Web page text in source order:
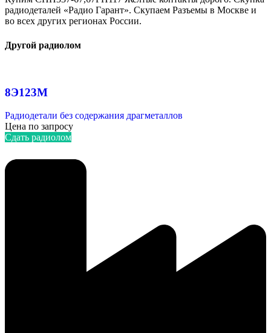
радиодеталей «Радио Гарант». Скупаем Разъемы в Москве и
во всех других регионах России.
Другой радиолом
8Э123М
Радиодетали без содержания драгметаллов
Цена по запросу
Сдать радиолом